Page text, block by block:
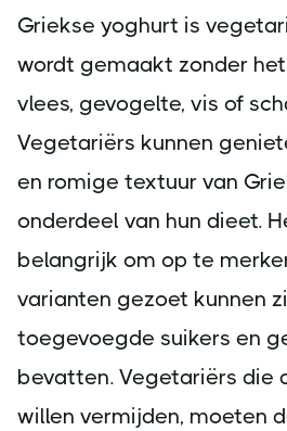
Griekse yoghurt is
wordt gemaakt zonder
vlees, gevogelte, vis of
Vegetariërs kunnen
en romige textuur van
onderdeel van hun dieet.
belangrijk om op te
varianten gezoet kunnen
toegevoegde suikers en
bevatten. Vegetariërs die
willen vermijden, moeten